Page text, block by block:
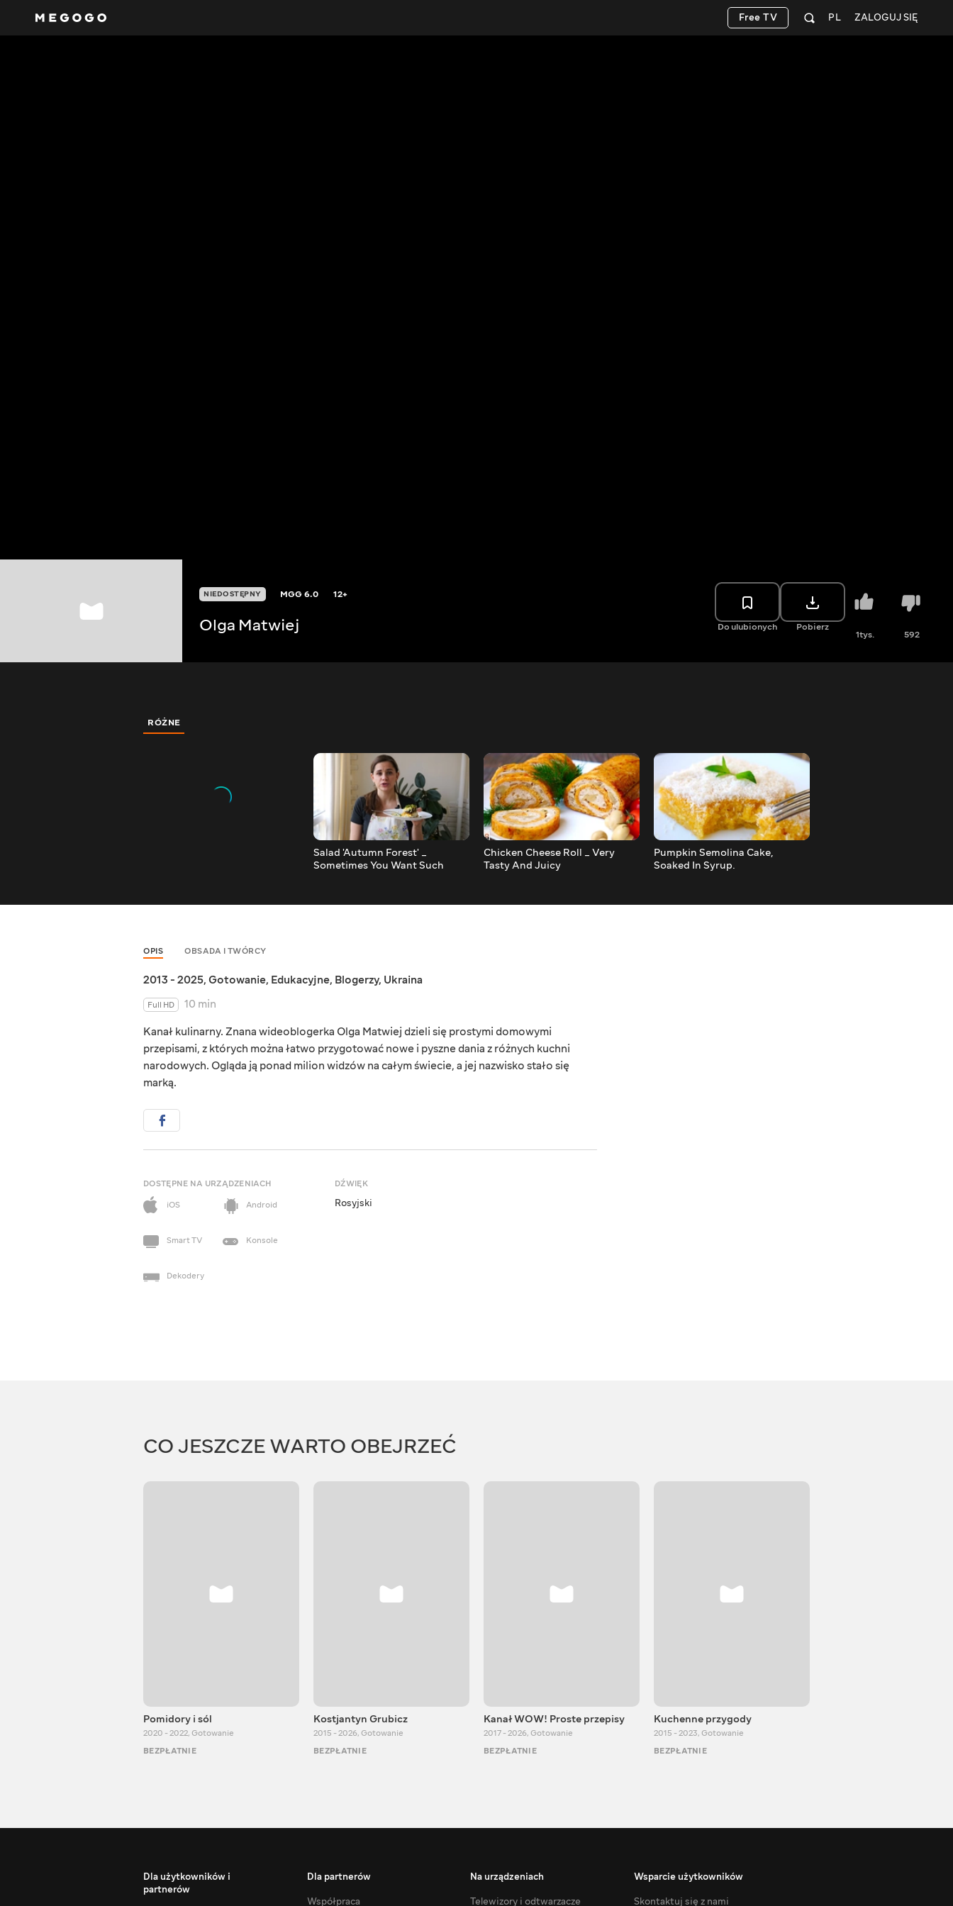
ZALOGUJ SIĘ
PL
Free TV
NIEDOSTĘPNY MGG6.0 12+
Olga Matwiej Do ulubionych Pobierz
1tys. 592
RÓŻNE
Salad 'Autumn Forest' _
Sometimes You Want Such
Chicken Cheese Roll _ Very
Tasty And Juicy
Pumpkin Semolina Cake,
Soaked In Syrup.
OPIS OBSADA I TWÓRCY
2013 - 2025, Gotowanie, Edukacyjne, Blogerzy, Ukraina
Full HD
10 min
Kanał kulinarny. Znana wideoblogerka Olga Matwiej dzieli się prostymi domowymi
przepisami, z których można łatwo przygotować nowe i pyszne dania z różnych kuchni
narodowych. Ogląda ją ponad milion widzów na całym świecie, a jej nazwisko stało się
marką.
DOSTĘPNE NA URZĄDZENIACH
iOS
Android
Smart TV Konsole
Dekodery
DŹWIĘK
Rosyjski
CO JESZCZE WARTO OBEJRZEĆ
Pomidory i sól
2020 - 2022, Gotowanie
BEZPŁATNIE
Kostjantyn Grubicz
2015 - 2026, Gotowanie
BEZPŁATNIE
Kanał WOW! Proste przepisy
2017 - 2026, Gotowanie
BEZPŁATNIE
Kuchenne przygody
2015 - 2023, Gotowanie
BEZPŁATNIE
Dla użytkowników i
partnerów
Dla partnerów
Współpraca
Na urządzeniach
Telewizory i odtwarzacze
Wsparcie użytkowników
Skontaktuj się z nami